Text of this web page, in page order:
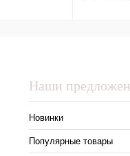
Наши
Новинки
Популярные товары